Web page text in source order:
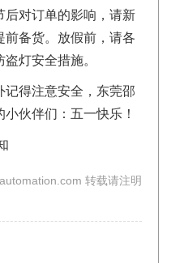
后对订单的影响，请新
前备货。放假前，请各
灯安全措施。
记得注意安全，东莞邵
伙伴们：五一快乐！
转载请注明